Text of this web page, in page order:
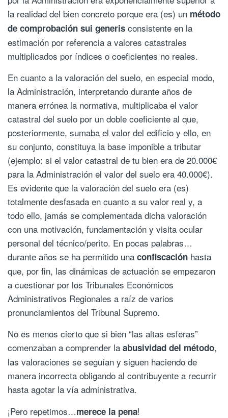
la realidad del bien concreto porque era (es) un método
de comprobación sui generis consistente en la
estimación por referencia a valores catastrales
multiplicados por índices o coeficientes no reales.
En cuanto a la valoración del suelo, en especial modo,
la Administración, interpretando durante años de
manera errónea la normativa, multiplicaba el valor
catastral del suelo por un doble coeficiente al que,
posteriormente, sumaba el valor del edificio y ello, en
su conjunto, constituya la base imponible a tributar
(ejemplo: si el valor catastral de tu bien era de 20.000€
para la Administración el valor del suelo era 40.000€).
Es evidente que la valoración del suelo era (es)
totalmente desfasada en cuanto a su valor real y, a
todo ello, jamás se complementada dicha valoración
con una motivación, fundamentación y visita ocular
personal del técnico/perito. En pocas palabras…
durante años se ha permitido una confiscación hasta
que, por fin, las dinámicas de actuación se empezaron
a cuestionar por los Tribunales Económicos
Administrativos Regionales a raíz de varios
pronunciamientos del Tribunal Supremo.
No es menos cierto que si bien “las altas esferas”
comenzaban a comprender la abusividad del método,
las valoraciones se seguían y siguen haciendo de
manera incorrecta obligando al contribuyente a recurrir
hasta agotar la vía administrativa.
¡Pero repetimos…merece la pena!